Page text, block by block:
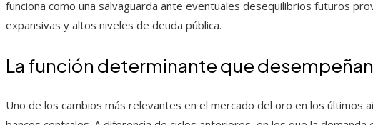
funciona como una salvaguarda ante eventuales desequilibrios futuros
expansivas y altos niveles de deuda pública.
La función determinante que
Uno de los cambios más relevantes en el mercado del oro en los últimos